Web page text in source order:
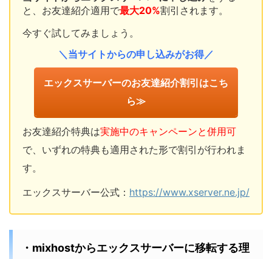
と、お友達紹介適用で最大20%割引されます。
今すぐ試してみましょう。
＼当サイトからの申し込みがお得／
エックスサーバーのお友達紹介割引はこち
ら≫
お友達紹介特典は実施中のキャンペーンと併用可
で、いずれの特典も適用された形で割引が行われま
す。
エックスサーバー公式： https://www.xserver.ne.jp/
・mixhostからエックスサーバーに移転する理